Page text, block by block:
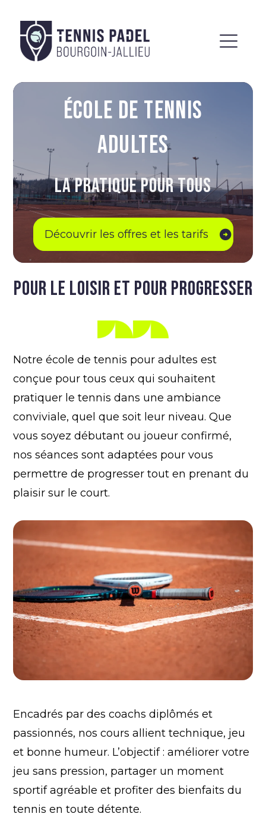
ÉCOLE DE TENNIS
ADULTES
LA PRATIQUE POUR TOUS
Découvrir les offres et les tarifs
POUR LE LOISIR ET POUR PROGRESSER
Notre école de tennis pour adultes est
conçue pour tous ceux qui souhaitent
pratiquer le tennis dans une ambiance
conviviale, quel que soit leur niveau. Que
vous soyez débutant ou joueur confirmé,
nos séances sont adaptées pour vous
permettre de progresser tout en prenant du
plaisir sur le court.
Encadrés par des coachs diplômés et
passionnés, nos cours allient technique, jeu
et bonne humeur. L’objectif : améliorer votre
jeu sans pression, partager un moment
sportif agréable et profiter des bienfaits du
tennis en toute détente.